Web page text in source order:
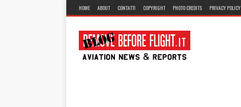
HOME ABOUT CONTATTI COPYRIGHT PHOTO CREDITS PRIVACY POLICY